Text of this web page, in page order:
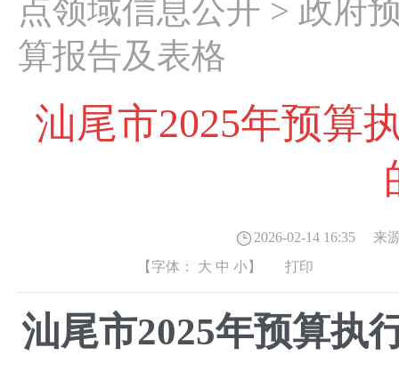
点领域信息公开 > 政府
算报告及表格
汕尾市2025年预算
2026-02-14 16:35 来
【字体： 大 中 小】 打印
汕尾市2025年预算执